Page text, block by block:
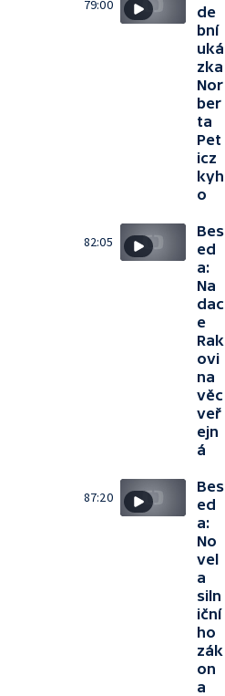
79:00
de
bní
uká
zka
Nor
ber
ta
Pet
icz
kyh
o
82:05
Bes
ed
a:
Na
dac
e
Rak
ovi
na
věc
veř
ejn
á
87:20
Bes
ed
a:
No
vel
a
siln
iční
ho
zák
on
a